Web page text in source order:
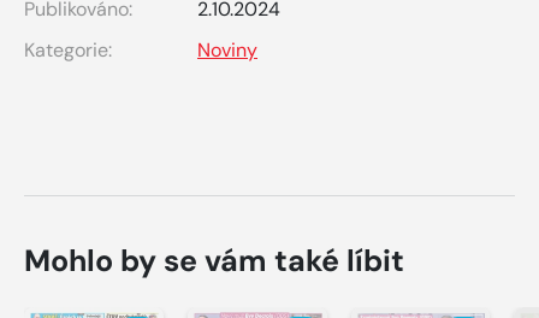
Publikováno:
2.10.2024
Kategorie:
Noviny
Mohlo by se vám také líbit